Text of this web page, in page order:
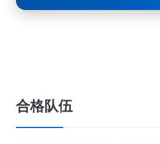
合格队伍